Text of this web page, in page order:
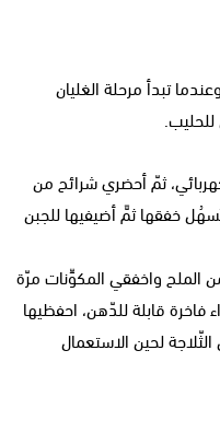
تبدأ مرحلة الغليان
ثمّ أحضري شرائح من
خفقها ثمَّ أضيفيها للجبن
الملح واخفقي المكوِّنات مرّة
قابلة للدّهن، احفظيها
لحين الاستعمال